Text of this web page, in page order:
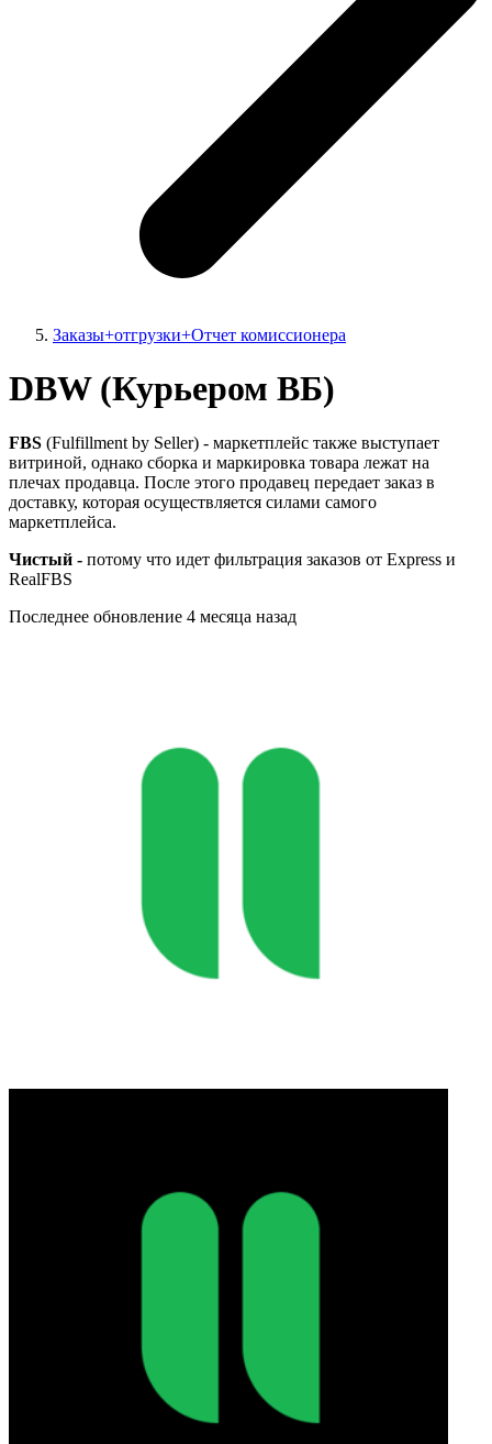
Заказы+отгрузки+Отчет комиссионера
DBW (Курьером ВБ)
FBS (Fulfillment by Seller) - маркетплейс также выступает
витриной, однако сборка и маркировка товара лежат на
плечах продавца. После этого продавец передает заказ в
доставку, которая осуществляется силами самого
маркетплейса.
Чистый - потому что идет фильтрация заказов от Express и
RealFBS
Последнее обновление 4 месяца назад